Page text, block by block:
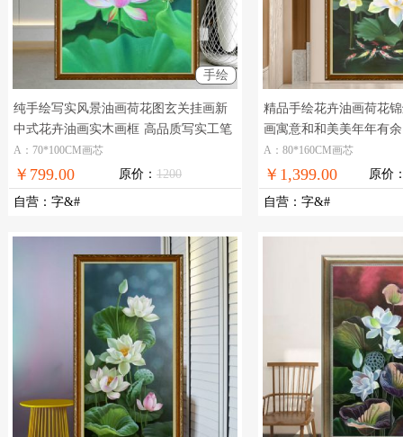
手绘
纯手绘写实风景油画荷花图玄关挂画新
中式花卉油画实木画框 高品质写实工笔
手绘荷花油画
A：70*100CM画芯
￥799.00 原价： 1200
自营 ： 字&#
精品手绘花卉油画荷花
画寓意和和美美年年有余
卉油画纯手绘荷花锦鲤图
A：80*160CM画芯
￥1,399.00 原价
自营 ： 字&#